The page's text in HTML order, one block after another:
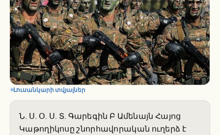
Լուսանկարի տվյալներ
Ն. Ս. Օ. Ս. Տ. Գարեգին Բ Ամենայն Հայոց
Կաթողիկոսը շնորհավորական ուղերձ է